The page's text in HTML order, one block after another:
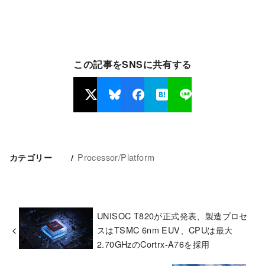
この記事をSNSに共有する
カテゴリー Processor/Platform
UNISOC T820が正式発表、製造プロセ
スはTSMC 6nm EUV、CPUは最大
2.70GHzのCortrx-A76を採用